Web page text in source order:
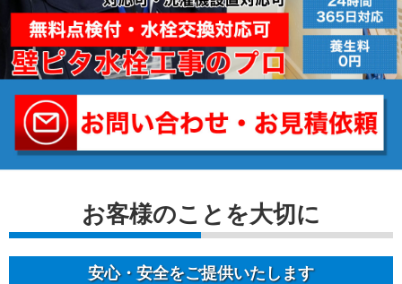
お客様のことを⼤切に
安⼼・安全をご提供いたします